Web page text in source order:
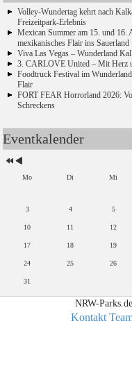
Volley-Wundertag kehrt nach
Freizeitpark-Erlebnis
Mexican Summer am 15. und 16.
mexikanisches Flair ins Sauerland
Viva Las Vegas – Wunderland
3. CARLOVE United – Mit Herz
Foodtruck Festival im
Flair
FORT FEAR Horrorland 2026:
Schreckens
Eventkalender
Mo Di Mi
3 4 5
10 11 12
17 18 19
24 25 26
31
NRW-
Kontakt